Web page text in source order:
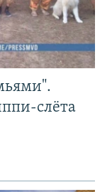
слёта